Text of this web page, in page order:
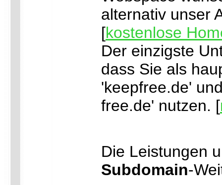
alternativ unser
[kostenlose
Der einzigste
dass Sie als
'keepfree.de'
free.de' nutzen. [
Die Leistungen
Subdomain-